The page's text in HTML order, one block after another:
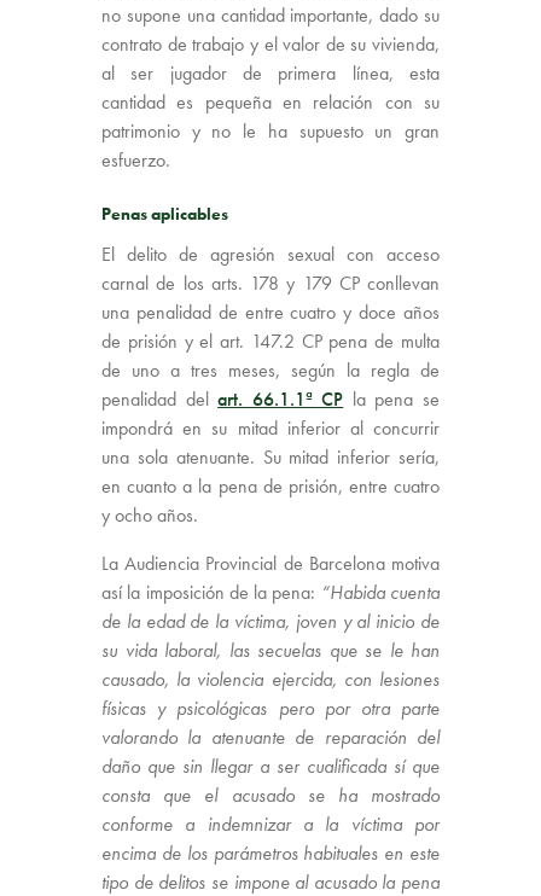
no supone una cantidad importante, dado su
contrato de trabajo y el valor de su vivienda,
al ser jugador de primera línea, esta
cantidad es pequeña en relación con su
patrimonio y no le ha supuesto un gran
esfuerzo.
Penas aplicables
El delito de agresión sexual con acceso
carnal de los arts. 178 y 179 CP conllevan
una penalidad de entre cuatro y doce años
de prisión y el art. 147.2 CP pena de multa
de uno a tres meses, según la regla de
penalidad delart. 66.1.1ª CP la pena se
impondrá en su mitad inferior al concurrir
una sola atenuante. Su mitad inferior sería,
en cuanto a la pena de prisión, entre cuatro
y ocho años.
La Audiencia Provincial de Barcelona motiva
así la imposición de la pena: “Habida cuenta
de la edad de la víctima, joven y al inicio de
su vida laboral, las secuelas que se le han
causado, la violencia ejercida, con lesiones
físicas y psicológicas pero por otra parte
valorando la atenuante de reparación del
daño que sin llegar a ser cualificada sí que
consta que el acusado se ha mostrado
conforme a indemnizar a la víctima por
encima de los parámetros habituales en este
tipo de delitos se impone al acusado la pena